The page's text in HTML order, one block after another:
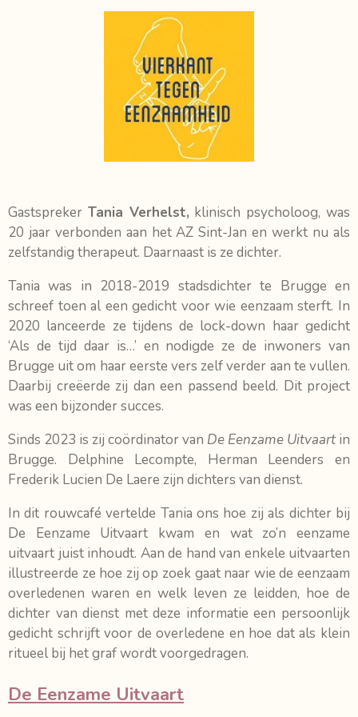
Gastspreker Tania Verhelst, klinisch psycholoog, was
20 jaar verbonden aan het AZ Sint-Jan en werkt nu als
zelfstandig therapeut. Daarnaast is ze dichter.
Tania was in 2018-2019 stadsdichter te Brugge en
schreef toen al een gedicht voor wie eenzaam sterft. In
2020 lanceerde ze tijdens de lock-down haar gedicht
‘Als de tijd daar is…’ en nodigde ze de inwoners van
Brugge uit om haar eerste vers zelf verder aan te vullen.
Daarbij creëerde zij dan een passend beeld. Dit project
was een bijzonder succes.
Sinds 2023 is zij coördinator van De Eenzame Uitvaartin
Brugge. Delphine Lecompte, Herman Leenders en
Frederik Lucien De Laere zijn dichters van dienst.
In dit rouwcafé vertelde Tania ons hoe zij als dichter bij
De Eenzame Uitvaart kwam en wat zo’n eenzame
uitvaart juist inhoudt. Aan de hand van enkele uitvaarten
illustreerde ze hoe zij op zoek gaat naar wie de eenzaam
overledenen waren en welk leven ze leidden, hoe de
dichter van dienst met deze informatie een persoonlijk
gedicht schrijft voor de overledene en hoe dat als klein
ritueel bij het graf wordt voorgedragen.
De Eenzame Uitvaart